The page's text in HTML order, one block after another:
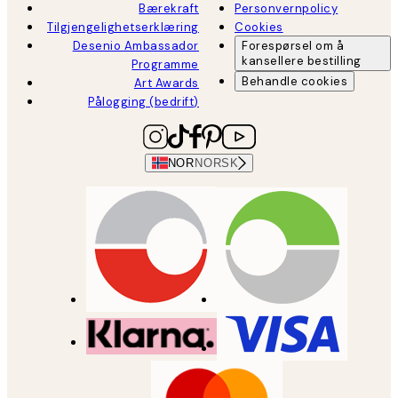
Bærekraft
Tilgjengelighetserklæring
Desenio Ambassador
Programme
Art Awards
Pålogging (bedrift)
Personvernpolicy
Cookies
Forespørsel om å
kansellere bestilling
Behandle cookies
NOR NORSK